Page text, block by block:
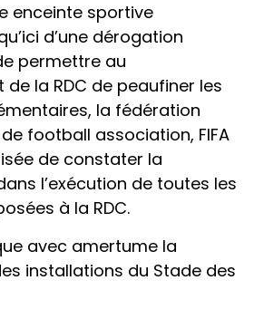
enceinte sportive
d’une dérogation
permettre au
la RDC de peaufiner les
la fédération
football association, FIFA
de constater la
l’exécution de toutes les
à la RDC.
avec amertume la
installations du Stade des